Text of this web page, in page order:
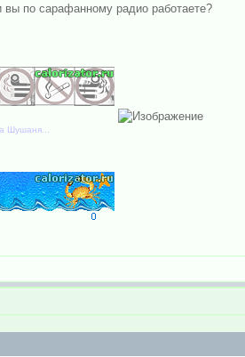
по сарафанному радио работаете?
Шушаня...